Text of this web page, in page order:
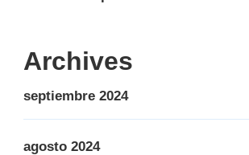
Archives
septiembre 2024
agosto 2024